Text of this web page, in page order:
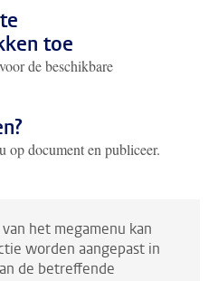
toe
de beschikbare
document en publiceer.
het megamenu kan
worden aangepast in
de betreffende